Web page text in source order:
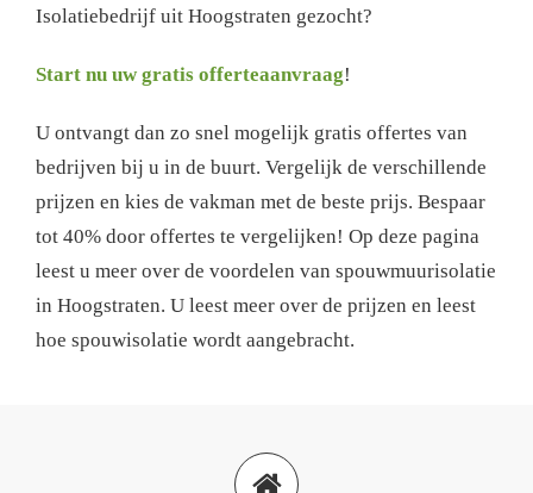
Isolatiebedrijf uit Hoogstraten gezocht?
Start nu uw gratis offerteaanvraag!
U ontvangt dan zo snel mogelijk gratis offertes van
bedrijven bij u in de buurt. Vergelijk de verschillende
prijzen en kies de vakman met de beste prijs. Bespaar
tot 40% door offertes te vergelijken! Op deze pagina
leest u meer over de voordelen van spouwmuurisolatie
in Hoogstraten. U leest meer over de prijzen en leest
hoe spouwisolatie wordt aangebracht.